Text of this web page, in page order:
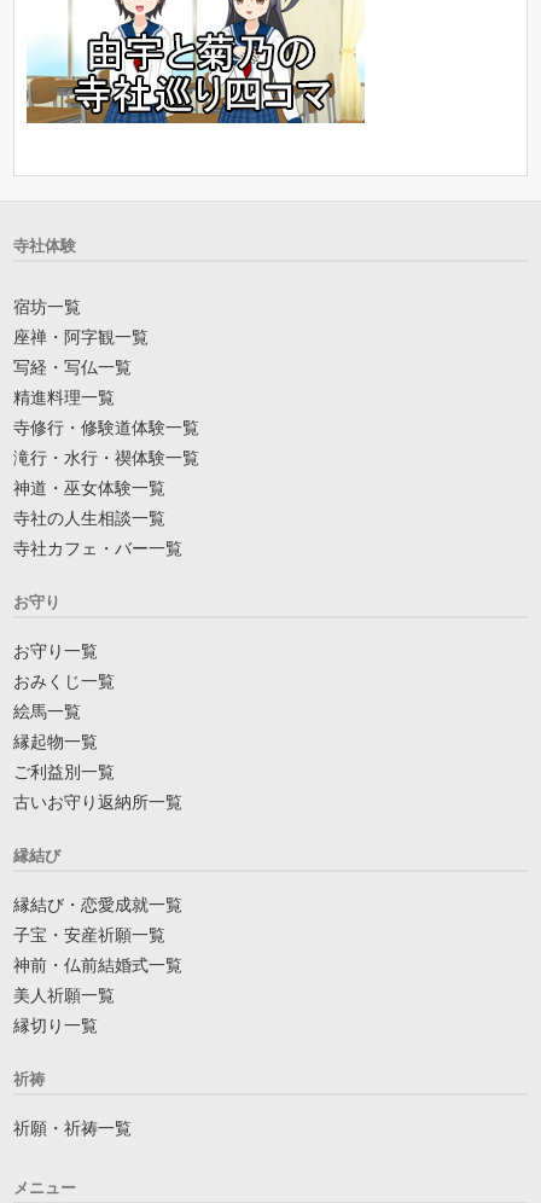
寺社体験
宿坊一覧
座禅・阿字観一覧
写経・写仏一覧
精進料理一覧
寺修行・修験道体験一覧
滝行・水行・禊体験一覧
神道・巫女体験一覧
寺社の人生相談一覧
寺社カフェ・バー一覧
お守り
お守り一覧
おみくじ一覧
絵馬一覧
縁起物一覧
ご利益別一覧
古いお守り返納所一覧
縁結び
縁結び・恋愛成就一覧
子宝・安産祈願一覧
神前・仏前結婚式一覧
美人祈願一覧
縁切り一覧
祈祷
祈願・祈祷一覧
メニュー